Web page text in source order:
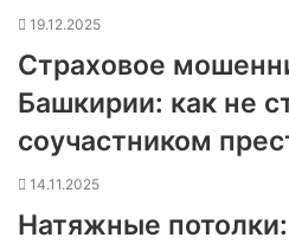
19.12.2025
Страховое
Башкирии: как не
соучастником
14.11.2025
Натяжные